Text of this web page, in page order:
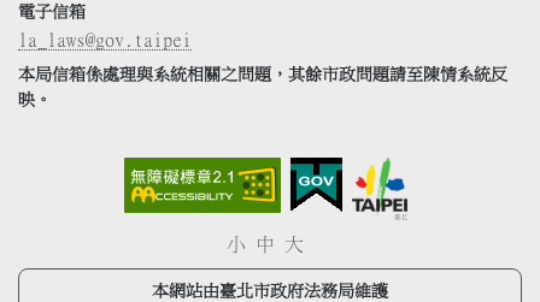
電子信箱
la_laws@gov.taipei
本局信箱係處理與系統相關之問題，其餘市政問題請至陳情系統反
映。
小 中 大
本網站由臺北市政府法務局維護